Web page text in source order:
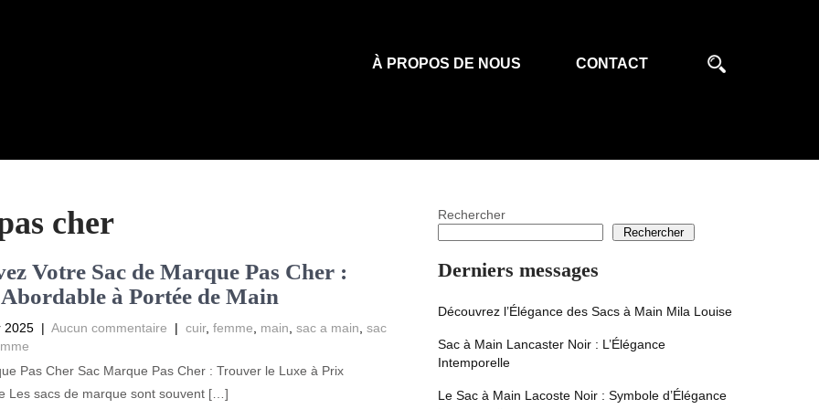
À PROPOS DE NOUS CONTACT
cher
Votre Sac de Marque Pas Cher :
à Portée de Main
2025 | Aucun commentaire | cuir, femme main sac a main sac
Pas Cher Sac Marque Pas Cher : Trouver le Luxe à Prix
Les sacs de marque sont souvent […]
Rechercher
Rechercher
Derniers messages
Découvrez l’Élégance des Sacs à Main Mila Louise
Sac à Main Lancaster Noir : L’Élégance
Intemporelle
Le Sac à Main Lacoste Noir : Symbole d’Élégance